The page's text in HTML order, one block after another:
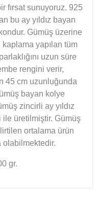
fırsat sunuyoruz. 925
bu ay yıldız bayan
Gümüş üzerine
kaplama yapılan tüm
uzun süre
rengini verir,
45 cm uzunluğunda
bayan kolye
zincirli ay yıldız
üretilmiştir. Gümüş
ortalama ürün
olabilmektedir.
gr.